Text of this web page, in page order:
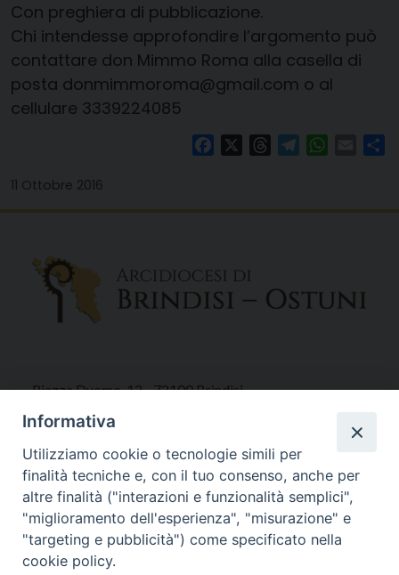
Con preghiera di pubblicazione.
Chi intendesse approfondire l’argomento può
contattare don Mimmo Roma alla casella di
posta donmimmoroma@gmail.com o al
cellulare 3339224085
FacebookThreadsTelegram Email
11 Ottobre 2016
Piazza Duomo, 12 - 72100 Brindisi
Tel 0831.521958
Fax 0831.528315
Orari Curia
Mar. / Mer. / Giov. ore 9 - 13
nei mesi estivi solo Martedì ore 9 - 13
Informativa
Utilizziamo cookie o tecnologie simili per
finalità tecniche e, con il tuo consenso, anche per
altre finalità ("interazioni e funzionalità semplici",
"miglioramento dell'esperienza", "misurazione" e
"targeting e pubblicità") come specificato nella
cookie policy.